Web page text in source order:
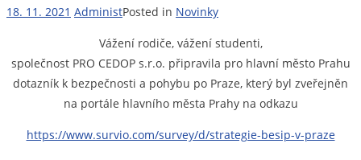
18. 11. 2021 AdministPosted in Novinky
Vážení rodiče, vážení studenti,
společnost PRO CEDOP s.r.o. připravila pro hlavní město Prahu
dotazník k bezpečnosti a pohybu po Praze, který byl zveřejněn
na portále hlavního města Prahy na odkazu
https://www.survio.com/survey/d/strategie-besip-v-praze